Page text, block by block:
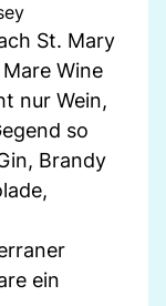
St. Mary
Wine
nur Wein,
so
Brandy
ein